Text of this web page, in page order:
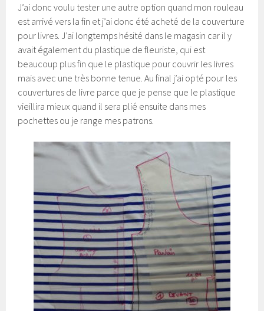
J’ai donc voulu tester une autre option quand mon rouleau
est arrivé vers la fin et j’ai donc été acheté de la couverture
pour livres. J’ai longtemps hésité dans le magasin car il y
avait également du plastique de fleuriste, qui est
beaucoup plus fin que le plastique pour couvrir les livres
mais avec une très bonne tenue. Au final j’ai opté pour les
couvertures de livre parce que je pense que le plastique
vieillira mieux quand il sera plié ensuite dans mes
pochettes ou je range mes patrons.